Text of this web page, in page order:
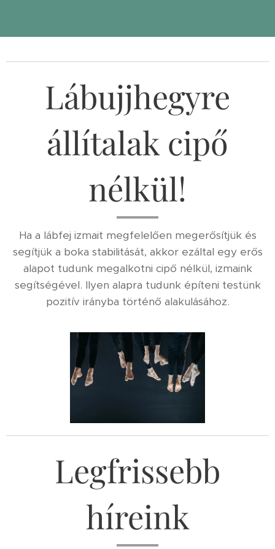
Lábujjhegyre
állítalak cipő
nélkül!
Ha a lábfej izmait megfelelően megerősítjük és
segítjük a boka stabilitását, akkor ezáltal egy erős
alapot tudunk megalkotni cipő nélkül, izmaink
segítségével. Ilyen alapra tudunk építeni testünk
pozitív irányba történő alakulásához.
Legfrissebb
híreink